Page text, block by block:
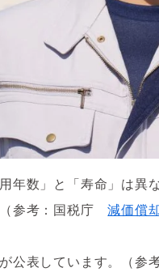
年数」と「寿命」は異
（参考：国税庁減価償
公表しています。（